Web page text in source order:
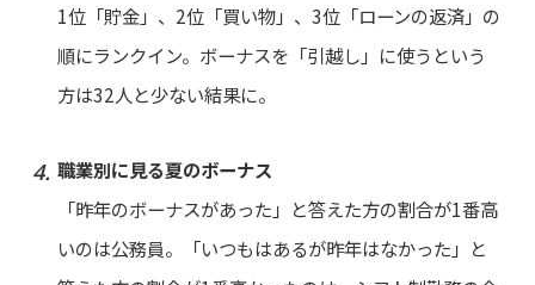
1位「貯金」、2位「買い物」、3位「ローンの返済」の
順にランクイン。ボーナスを「引越し」に使うという
方は32人と少ない結果に。
職業別に見る夏のボーナス
「昨年のボーナスがあった」と答えた方の割合が1番高
いのは公務員。「いつもはあるが昨年はなかった」と